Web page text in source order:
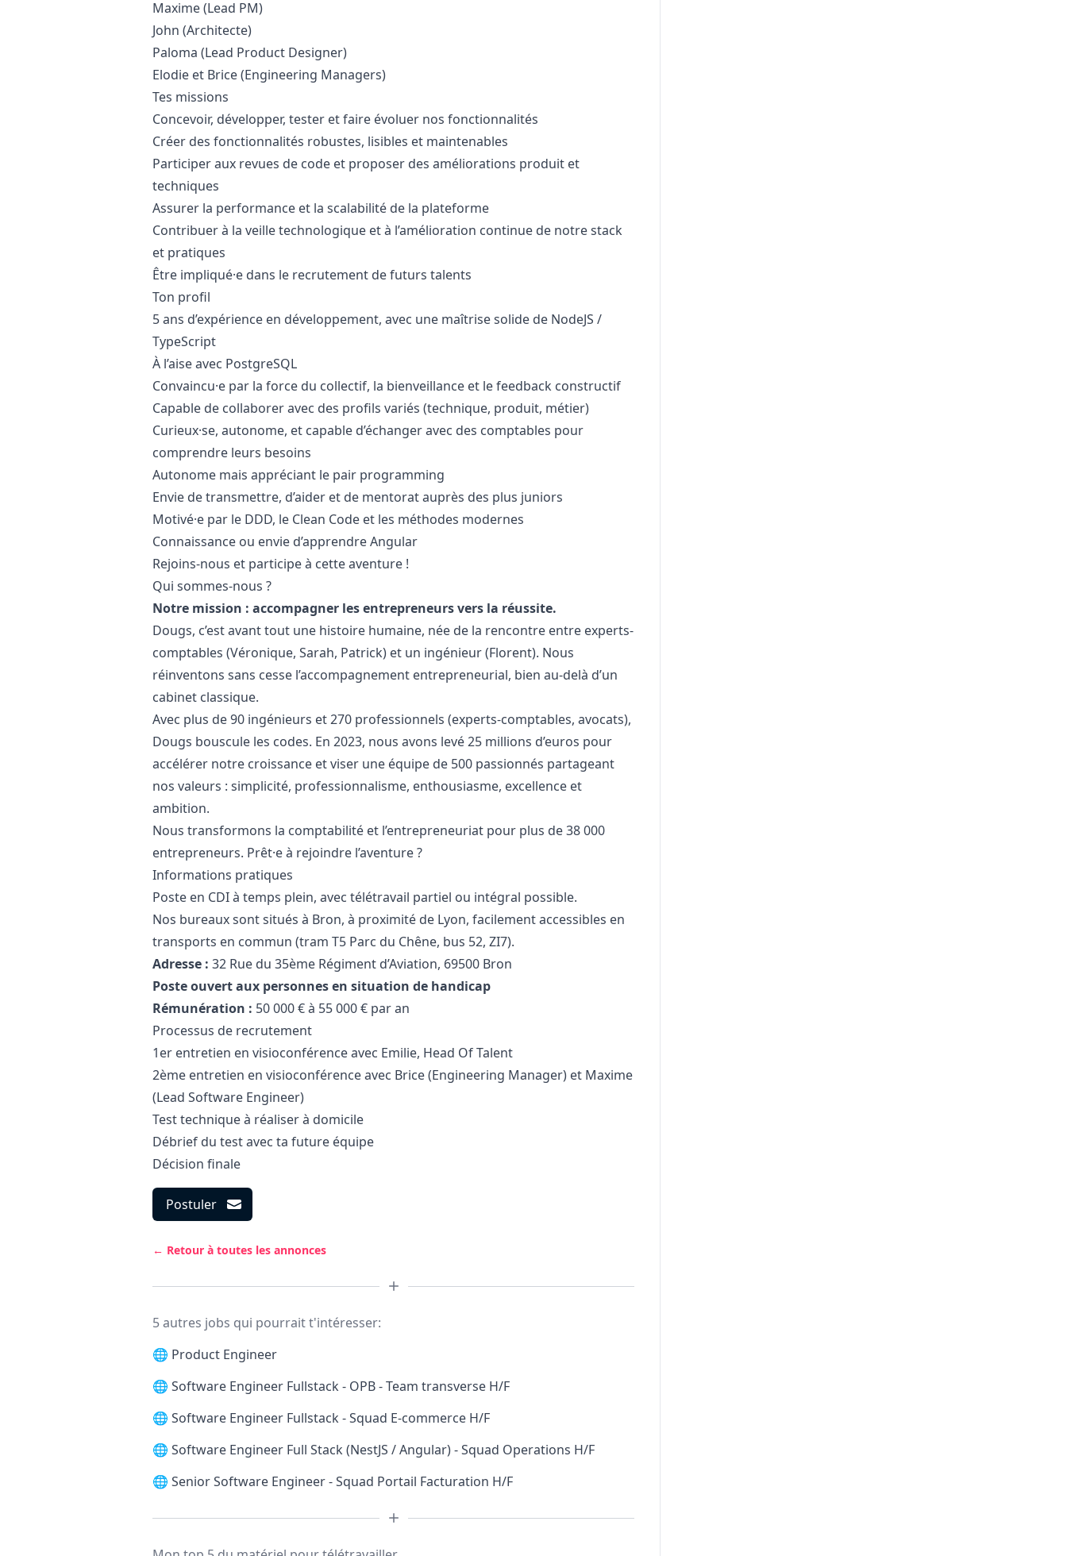
Maxime (Lead PM)
John (Architecte)
Paloma (Lead Product Designer)
Elodie et Brice (Engineering Managers)
Tes missions
Concevoir, développer, tester et faire évoluer nos fonctionnalités
Créer des fonctionnalités robustes, lisibles et maintenables
Participer aux revues de code et proposer des améliorations produit et
techniques
Assurer la performance et la scalabilité de la plateforme
Contribuer à la veille technologique et à l’amélioration continue de notre stack
et pratiques
Être impliqué·e dans le recrutement de futurs talents
Ton profil
5 ans d’expérience en développement, avec une maîtrise solide de NodeJS /
TypeScript
À l’aise avec PostgreSQL
Convaincu·e par la force du collectif, la bienveillance et le feedback constructif
Capable de collaborer avec des profils variés (technique, produit, métier)
Curieux·se, autonome, et capable d’échanger avec des comptables pour
comprendre leurs besoins
Autonome mais appréciant le pair programming
Envie de transmettre, d’aider et de mentorat auprès des plus juniors
Motivé·e par le DDD, le Clean Code et les méthodes modernes
Connaissance ou envie d’apprendre Angular
Rejoins-nous et participe à cette aventure !
Qui sommes-nous ?
Notre mission : accompagner les entrepreneurs vers la réussite.
Dougs, c’est avant tout une histoire humaine, née de la rencontre entre experts-
comptables (Véronique, Sarah, Patrick) et un ingénieur (Florent). Nous
réinventons sans cesse l’accompagnement entrepreneurial, bien au-delà d’un
cabinet classique.
Avec plus de 90 ingénieurs et 270 professionnels (experts-comptables, avocats),
Dougs bouscule les codes. En 2023, nous avons levé 25 millions d’euros pour
accélérer notre croissance et viser une équipe de 500 passionnés partageant
nos valeurs : simplicité, professionnalisme, enthousiasme, excellence et
ambition.
Nous transformons la comptabilité et l’entrepreneuriat pour plus de 38 000
entrepreneurs. Prêt·e à rejoindre l’aventure ?
Informations pratiques
Poste en CDI à temps plein, avec télétravail partiel ou intégral possible.
Nos bureaux sont situés à Bron, à proximité de Lyon, facilement accessibles en
transports en commun (tram T5 Parc du Chêne, bus 52, ZI7).
Adresse : 32 Rue du 35ème Régiment d’Aviation, 69500 Bron
Poste ouvert aux personnes en situation de handicap
Rémunération : 50 000 € à 55 000 € par an
Processus de recrutement
1er entretien en visioconférence avec Emilie, Head Of Talent
2ème entretien en visioconférence avec Brice (Engineering Manager) et Maxime
(Lead Software Engineer)
Test technique à réaliser à domicile
Débrief du test avec ta future équipe
Décision finale
Postuler
← Retour à toutes les annonces
5 autres jobs qui pourrait t'intéresser:
🌐 Product Engineer
🌐 Software Engineer Fullstack - OPB - Team transverse H/F
🌐 Software Engineer Fullstack - Squad E-commerce H/F
🌐 Software Engineer Full Stack (NestJS / Angular) - Squad Operations H/F
🌐 Senior Software Engineer - Squad Portail Facturation H/F